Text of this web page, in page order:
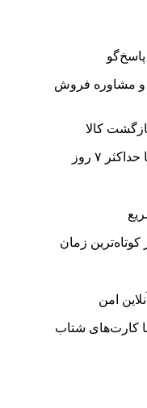
امن
کارت‌های شتاب
کوتاه‌ترین زمان
کالا
۷ روز
پاسخ‌گو
و مشاوره فروش